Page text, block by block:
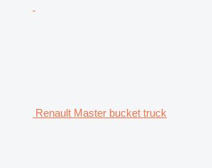
Renault Master bucket truck